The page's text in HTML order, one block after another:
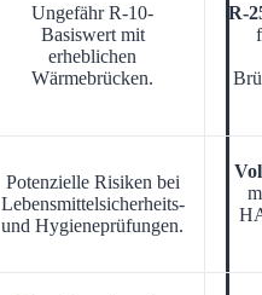
Ungefähr R-10-
Basiswert mit
erheblichen
Wärmebrücken.
R-
Potenzielle Risiken bei
Lebensmittelsicherheits-
und Hygieneprüfungen.